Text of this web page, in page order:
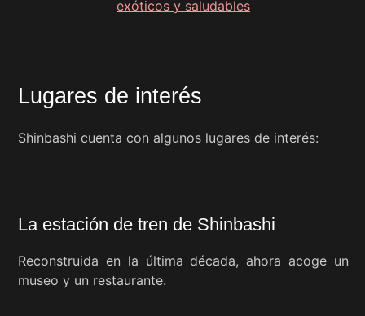
Lugares de interés
Shinbashi cuenta con algunos lugares de interés:
La estación de tren de Shinbashi
Reconstruida en la última década, ahora acoge un
museo y un restaurante.